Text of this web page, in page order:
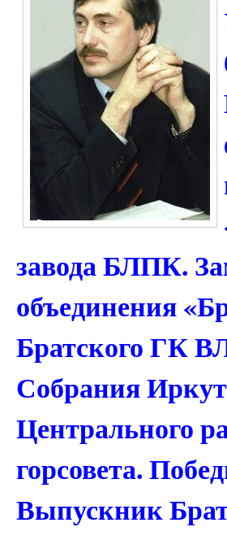
завода БЛПК.
объединения
Братского ГК
Собрания
Центрального
горсовета.
Выпускник